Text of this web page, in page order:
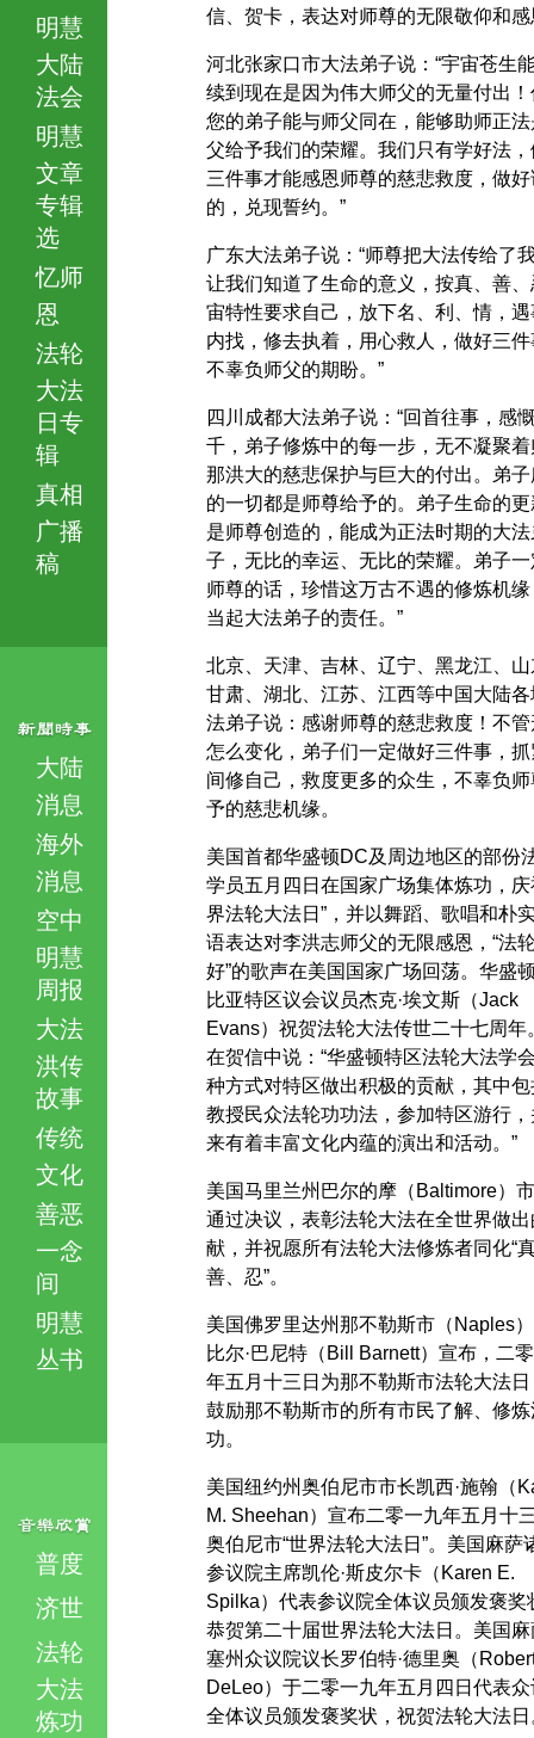
明慧
大陆
法会
明慧
文章
专辑
选
忆师
恩
法轮
大法
日专
辑
真相
广播
稿
大陆
消息
海外
消息
空中
明慧
周报
大法
洪传
故事
传统
文化
善恶
一念
间
明慧
丛书
普度
济世
法轮
大法
炼功
信、贺卡，表达对师尊的无限敬仰和感
河北张家口市大法弟子说：“宇宙苍生
续到现在是因为伟大师父的无量付出！
您的弟子能与师父同在，能够助师正法
父给予我们的荣耀。我们只有学好法，
三件事才能感恩师尊的慈悲救度，做好
的，兑现誓约。”
广东大法弟子说：“师尊把大法传给了
让我们知道了生命的意义，按真、善、
宙特性要求自己，放下名、利、情，遇
内找，修去执着，用心救人，做好三件
不辜负师父的期盼。”
四川成都大法弟子说：“回首往事，感
千，弟子修炼中的每一步，无不凝聚着
那洪大的慈悲保护与巨大的付出。弟子
的一切都是师尊给予的。弟子生命的更
是师尊创造的，能成为正法时期的大法
子，无比的幸运、无比的荣耀。弟子一
师尊的话，珍惜这万古不遇的修炼机缘
当起大法弟子的责任。”
北京、天津、吉林、辽宁、黑龙江、山
甘肃、湖北、江苏、江西等中国大陆各
法弟子说：感谢师尊的慈悲救度！不管
怎么变化，弟子们一定做好三件事，抓
间修自己，救度更多的众生，不辜负师
予的慈悲机缘。
美国首都华盛顿DC及周边地区的部份
学员五月四日在国家广场集体炼功，庆
界法轮大法日”，并以舞蹈、歌唱和朴
语表达对李洪志师父的无限感恩，“法
好”的歌声在美国国家广场回荡。华盛
比亚特区议会议员杰克·埃文斯（Jack
Evans）祝贺法轮大法传世二十七周年
在贺信中说：“华盛顿特区法轮大法学
种方式对特区做出积极的贡献，其中包
教授民众法轮功功法，参加特区游行，
来有着丰富文化内蕴的演出和活动。”
美国马里兰州巴尔的摩（Baltimore）
通过决议，表彰法轮大法在全世界做出
献，并祝愿所有法轮大法修炼者同化“
善、忍”。
美国佛罗里达州那不勒斯市（Naples
比尔·巴尼特（Bill Barnett）宣布，二
年五月十三日为那不勒斯市法轮大法日
鼓励那不勒斯市的所有市民了解、修炼
功。
美国纽约州奥伯尼市市长凯西·施翰（
M. Sheehan）宣布二零一九年五月十
奥伯尼市“世界法轮大法日”。美国麻萨
参议院主席凯伦·斯皮尔卡（Karen E.
Spilka）代表参议院全体议员颁发褒奖
恭贺第二十届世界法轮大法日。美国麻
塞州众议院议长罗伯特·德里奥（
DeLeo）于二零一九年五月四日代表众
全体议员颁发褒奖状，祝贺法轮大法日